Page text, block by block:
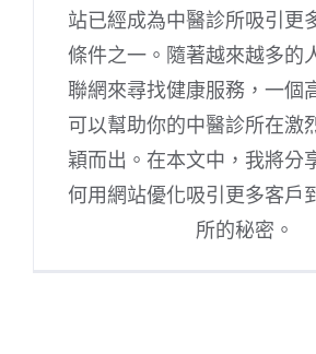
站已經成為中醫診所吸引更
條件之一。隨著越來越多的
聯網來尋找健康服務，一個
可以幫助你的中醫診所在激
穎而出。在本文中，我將分
何用網站優化吸引更多客戶
所的秘密。